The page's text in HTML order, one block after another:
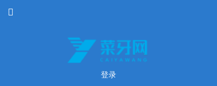
登录